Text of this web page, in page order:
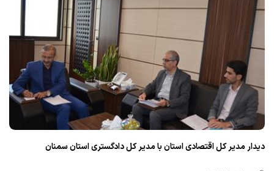
دیدار مدیر كل اقتصادی استان با مدیر كل دادگستری استان سمنان